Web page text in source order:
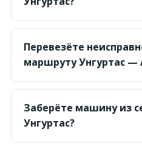
Да, круглосуточно.
2,5 часа; ночью дорога
доезжаем быстрее.
Перевезёте
маршруту Унгуртас —
Да, грузим на
хода и с
доставим без проблем.
Заберёте машину из
Унгуртас?